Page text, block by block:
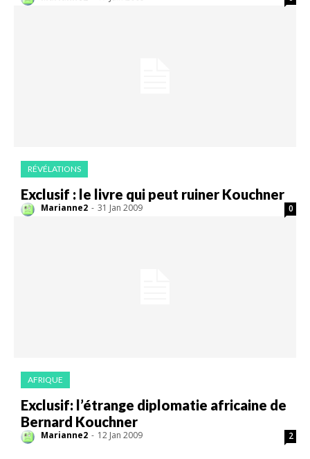
RÉVÉLATIONS
Exclusif : le livre qui peut ruiner Kouchner
Marianne2 - 31 Jan 2009 0
AFRIQUE
Exclusif: l’étrange diplomatie africaine de
Bernard Kouchner
Marianne2 - 12 Jan 2009 2